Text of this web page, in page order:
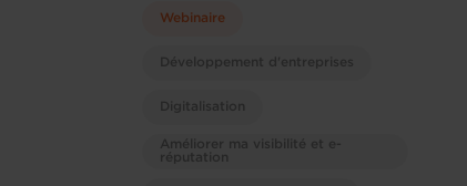
Webinaire
Développement d'entreprises
Digitalisation
Améliorer ma visibilité et e-
réputation